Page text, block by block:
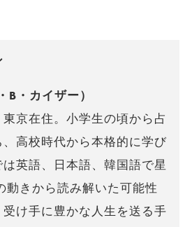
B・カイザー）
京在住。小学生の頃から占
高校時代から本格的に学び
英語、日本語、韓国語で星
動きから読み解いた可能性
け手に豊かな人生を送る手